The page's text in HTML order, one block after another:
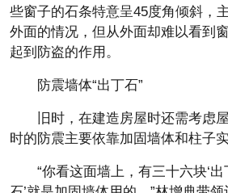
些窗子的石条特意呈45度角倾斜，
外面的情况，但从外面却难以看到
起到防盗的作用。
防震墙体“出丁石”
旧时，在建造房屋时还需考虑
时的防震主要依靠加固墙体和柱子实
“你看这面墙上，有三十六块‘出